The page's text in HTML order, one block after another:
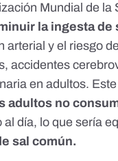
Mundial de la
la ingesta de
arterial y el riesgo
accidentes
en adultos.
adultos no
al día, lo que sería
sal común.